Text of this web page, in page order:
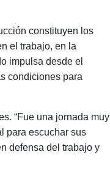
constituyen los
el trabajo, en la
impulsa desde el
condiciones para
“Fue una jornada muy
para escuchar sus
defensa del trabajo y